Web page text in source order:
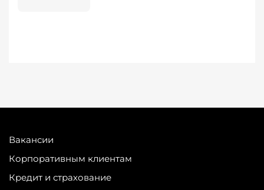
Вакансии
Корпоративным клиентам
Кредит и страхование